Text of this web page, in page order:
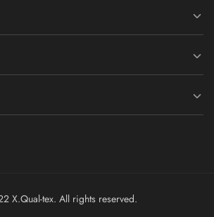
X.Qual-tex. All rights reserved.